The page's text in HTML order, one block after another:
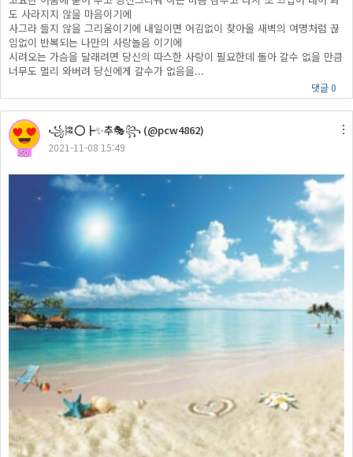
도 사라지지 않을 마음이기에
사그라 들지 않을 그리움이기에 내일이면 어김없이 찾아올 새벽의 여명처럼 끊
임없이 반복되는 나만의 사랑놀음 이기에
시려오는 가슴을 달래려면 당신의 따스한 사랑이 필요한데 돌아 갈수 없을 만큼
너무도 멀리 와버려 당신에게 갈수가 없음을...
댓글 0
50
꧁🎏⭕┣✨추🎭꧂ (@pcw4862)
2021-11-08 15:49